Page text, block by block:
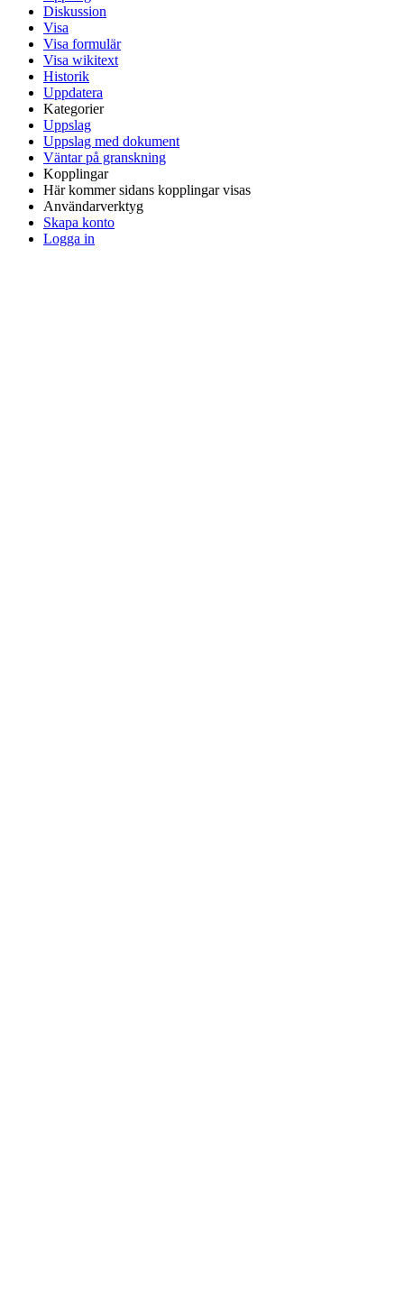
Diskussion
Visa
Visa formulär
Visa wikitext
Historik
Uppdatera
Kategorier
Uppslag
Uppslag med dokument
Väntar på granskning
Kopplingar
Här kommer sidans kopplingar visas
Användarverktyg
Skapa konto
Logga in